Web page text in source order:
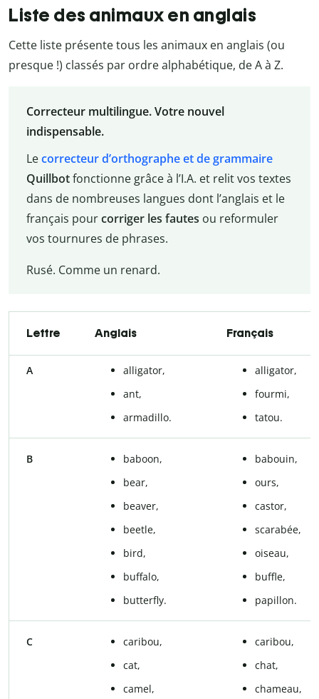
Liste des animaux en anglais
Cette liste présente tous les animaux en anglais (ou
presque !) classés par ordre alphabétique, de A à Z.
Correcteur multilingue. Votre nouvel
indispensable.
Lecorrecteur d’orthographe et de grammaire
Quillbotfonctionne grâce à l’I.A. et relit vos textes
dans de nombreuses langues dont l’anglais et le
français pourcorriger les fautes ou reformuler
vos tournures de phrases.
Rusé. Comme un renard.
Lettre Anglais Français
A
alligator,
ant,
armadillo.
alligator,
fourmi,
tatou.
B
baboon,
bear,
beaver,
beetle,
bird,
buffalo,
butterfly.
babouin,
ours,
castor,
scarabée,
oiseau,
buffle,
papillon.
C
caribou,
cat,
camel,
caribou,
chat,
chameau,